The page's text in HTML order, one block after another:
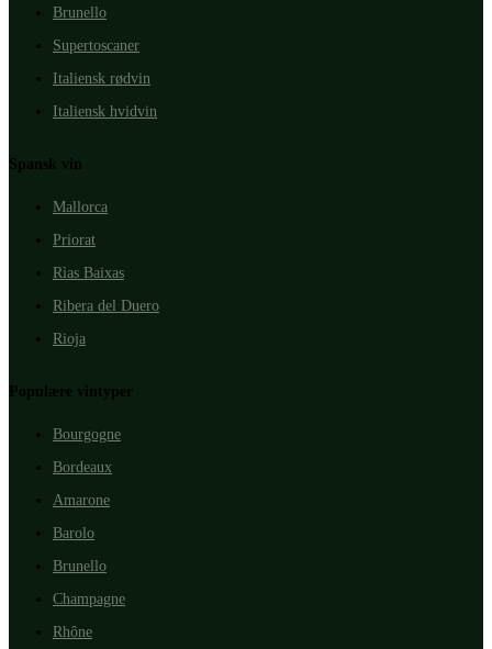
Brunello
Supertoscaner
Italiensk rødvin
Italiensk hvidvin
Spansk vin
Mallorca
Priorat
Rìas Baixas
Ribera del Duero
Rioja
Populære vintyper
Bourgogne
Bordeaux
Amarone
Barolo
Brunello
Champagne
Rhône